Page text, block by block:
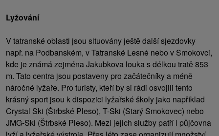
Lyžování
V tatranské oblasti jsou situovány ještě další sjezdovky
např. na Podbanském, v Tatranské Lesné nebo v Smokovci,
kde je známá zejména Jakubkova louka s délkou tratě 853
m. Tato centra jsou postaveny pro začátečníky a méně
náročné lyžaře. Pro turisty, kteří by si rádi osvojili tento
krásný sport jsou k dispozici lyžařské školy jako například
Crystal Ski (Štrbské Pleso), T-Ski (Starý Smokovec) nebo
JMG-Ski (Štrbské Pleso). Mezi jejich služby patří i půjčovna